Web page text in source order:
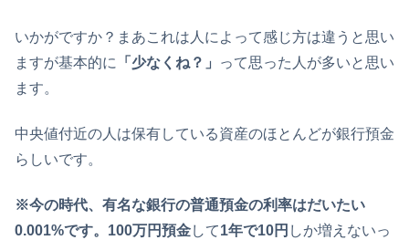
いかがですか？まあこれは人によって感じ方は違うと思い
ますが基本的に
「少なくね？」
って思った人が多いと思い
ます。
中央値付近の人は保有している資産のほとんどが銀行預金
らしいです。
※今の時代、有名な銀行の普通預金の利率はだいたい
0.001%です。 100万円預金して1年で10円 しか増えないっ